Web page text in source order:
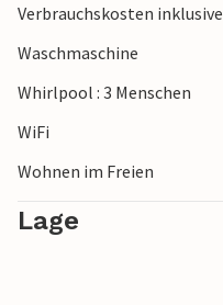
Verbrauchskosten inklusive
Waschmaschine
Whirlpool : 3 Menschen
WiFi
Wohnen im Freien
Lage